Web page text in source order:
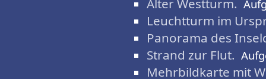
Alter Westturm.
Leuchtturm im
Panorama des
Strand zur Flut.
Mehrbildkarte mit